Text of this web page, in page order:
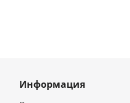
Информация